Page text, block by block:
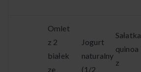
Omlet
z 2
białek
ze
Jogurt
naturalny
(1/2
Sałatka
quinoa
z